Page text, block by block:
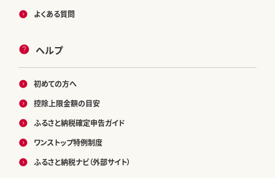
よくある質問
ヘルプ
初めての方へ
控除上限金額の目安
ふるさと納税確定申告ガイド
ワンストップ特例制度
ふるさと納税ナビ（外部サイト）